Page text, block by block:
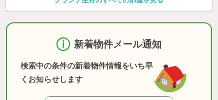
新着物件メール通知
検索中の条件の新着物件情報をいち早
くお知らせします